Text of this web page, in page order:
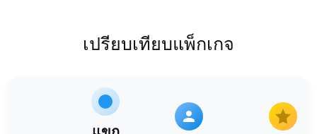
เปรียบเทียบแพ็กเกจ